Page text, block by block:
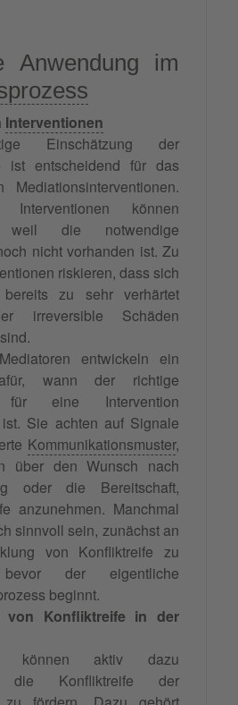
Anwendung im
Interventionen
Einschätzung der
ist entscheidend für das
können
weil die notwendige
nicht vorhanden ist. Zu
riskieren, dass sich
bereits zu sehr verhärtet
irreversible Schäden
entwickeln ein
wann der richtige
für eine Intervention
Sie achten auf Signale
Kommunikationsmuster,
über den Wunsch nach
oder die Bereitschaft,
anzunehmen. Manchmal
sinnvoll sein, zunächst an
von Konfliktreife zu
der eigentliche
beginnt.
von Konfliktreife in der
können aktiv dazu
die Konfliktreife der